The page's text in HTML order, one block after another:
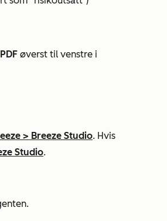
øverst til venstre i
> Breeze Studio. Hvis
Studio.